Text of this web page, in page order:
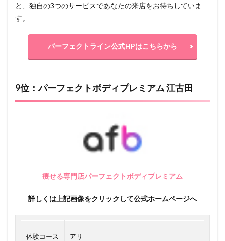
と、独自の3つのサービスであなたの来店をお待ちしていま
す。
パーフェクトライン公式HPはこちらから
9位：パーフェクトボディプレミアム 江古田
痩せる専門店パーフェクトボディプレミアム
詳しくは上記画像をクリックして公式ホームページへ
体験コース アリ